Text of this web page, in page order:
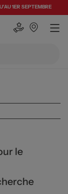
1ER SEPTEMBRE
le